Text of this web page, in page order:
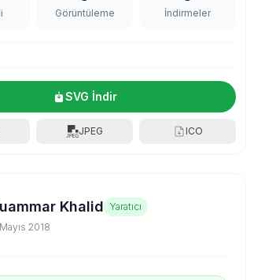
Görüntüleme İndirmeler
SVG İndir
JPEG ICO
Khalid Yaratıcı
2018